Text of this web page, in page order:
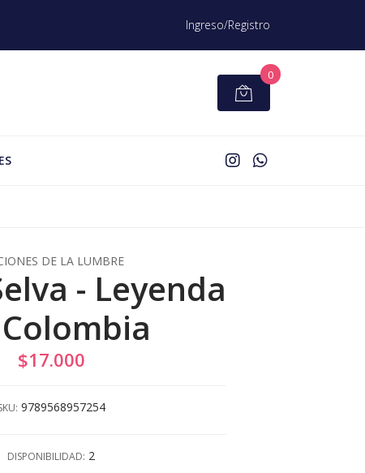
Ingreso/Registro
0
DE LA LUMBRE
- Leyenda
$17.000
9789568957254
DISPONIBILIDAD: 2